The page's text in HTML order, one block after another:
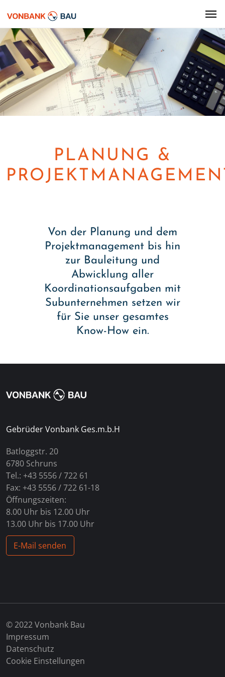
PLANUNG &
Von der Planung und dem
Projektmanagement bis hin
zur Bauleitung und
Abwicklung aller
Koordinationsaufgaben mit
Subunternehmen setzen wir
für Sie unser gesamtes
Know-How ein.
Gebrüder Vonbank Ges.m.b.H
Batloggstr. 20
6780 Schruns
Tel.: +43 5556 / 722 61
Fax: +43 5556 / 722 61-18
Öffnungszeiten:
8.00 Uhr bis 12.00 Uhr
13.00 Uhr bis 17.00 Uhr
E-Mail senden
© 2022 Vonbank Bau
Impressum
Datenschutz
Cookie Einstellungen